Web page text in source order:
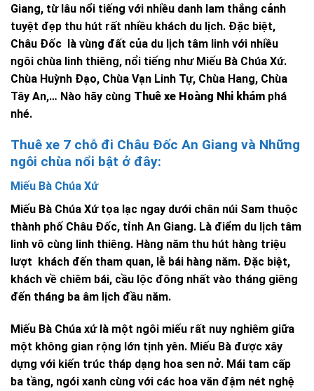
Giang, từ lâu nổi tiếng với nhiều danh lam thắng cảnh
tuyệt đẹp thu hút rất nhiều khách du lịch. Đặc biệt,
Châu Đốc là vùng đất của du lịch tâm linh với nhiều
ngôi chùa linh thiêng, nổi tiếng như Miếu Bà Chúa Xứ.
Chùa Huỳnh Đạo, Chùa Vạn Linh Tự, Chùa Hang, Chùa
Tây An,… Nào hãy cùng Thuê xe Hoàng Nhi khám phá
nhé.
Thuê xe 7 chỗ đi Châu Đốc An Giang và Những
ngôi chùa nổi bật ở đây:
Miếu Bà Chúa Xứ
Miếu Bà Chúa Xứ tọa lạc ngay dưới chân núi Sam thuộc
thành phố Châu Đốc, tỉnh An Giang. Là điểm du lịch tâm
linh vô cùng linh thiêng. Hàng năm thu hút hàng triệu
lượt khách đến tham quan, lễ bái hàng năm. Đặc biệt,
khách về chiêm bái, cầu lộc đông nhất vào tháng giêng
đến tháng ba âm lịch đầu năm.
Miếu Bà Chúa xứ là một ngôi miếu rất nuy nghiêm giữa
một không gian rộng lớn tịnh yên. Miếu Bà được xây
dựng với kiến trúc tháp dạng hoa sen nở. Mái tam cấp
ba tầng, ngói xanh cùng với các hoa văn đậm nét nghệ